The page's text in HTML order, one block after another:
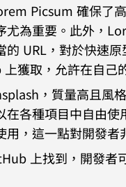
Picsum 確保了
尤為重要。此外，
URL，對於快速
獲取，允許在自己
，質量高且風
各種項目中自由
，這一點對開發者
上找到，開發者